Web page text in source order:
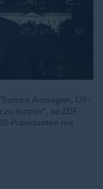
Aussagen, US-
nutzen", so ZDF-
Präsidenten mit